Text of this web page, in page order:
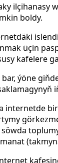
boldy.
üçin
kafelere
ýöne
internetde